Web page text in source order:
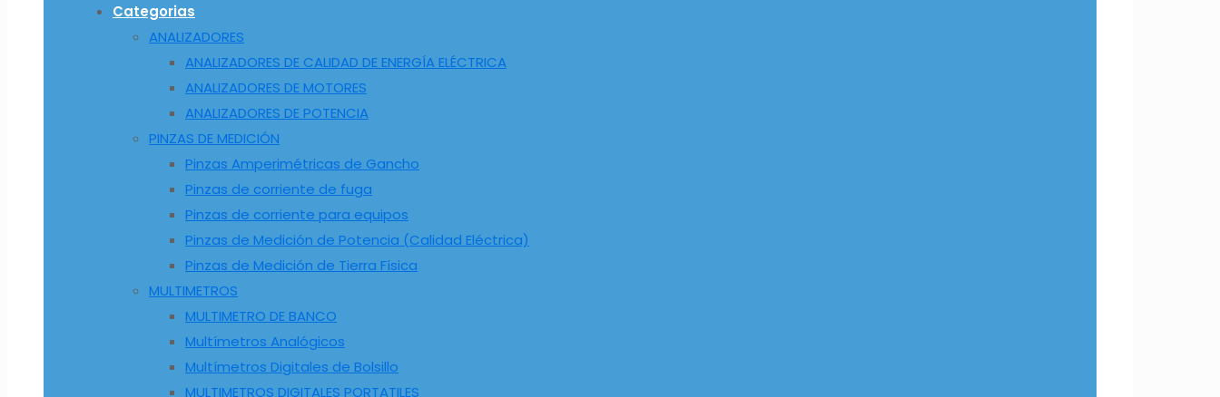
Categorias
ANALIZADORES
ANALIZADORES DE CALIDAD DE ENERGÍA ELÉCTRICA
ANALIZADORES DE MOTORES
ANALIZADORES DE POTENCIA
PINZAS DE MEDICIÓN
Pinzas Amperimétricas de Gancho
Pinzas de corriente de fuga
Pinzas de corriente para equipos
Pinzas de Medición de Potencia (Calidad Eléctrica)
Pinzas de Medición de Tierra Física
MULTIMETROS
MULTIMETRO DE BANCO
Multímetros Analógicos
Multímetros Digitales de Bolsillo
MULTIMETROS DIGITALES PORTATILES